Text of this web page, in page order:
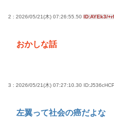
2 : 2026/05/21(木) 07:26:55.50 ID:AYEk3/
おかしな話
3 : 2026/05/21(木) 07:27:10.30
左翼って社会の癌だよな